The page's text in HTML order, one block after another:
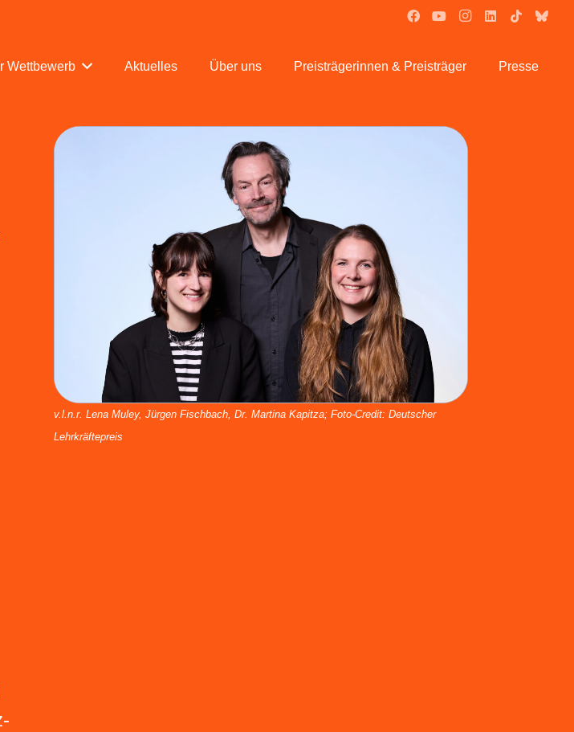
Wettbewerb Aktuelles Über uns Preisträgerinnen & Preisträger Presse
v.l.n.r. Lena Muley, Jürgen Fischbach, Dr. Martina Kapitza; Foto-Credit: Deutscher
Lehrkräftepreis